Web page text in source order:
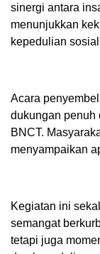
sinergi antara
menunjukkan
kepedulian
Acara
dukungan penuh
BNCT.
menyampaikan
Kegiatan ini
semangat
tetapi juga